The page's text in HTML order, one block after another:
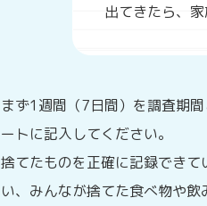
出てきたら、
まず1週間（7日間）を調査期
ートに記入してください。
捨てたものを正確に記録でき
い、みんなが捨てた食べ物や飲